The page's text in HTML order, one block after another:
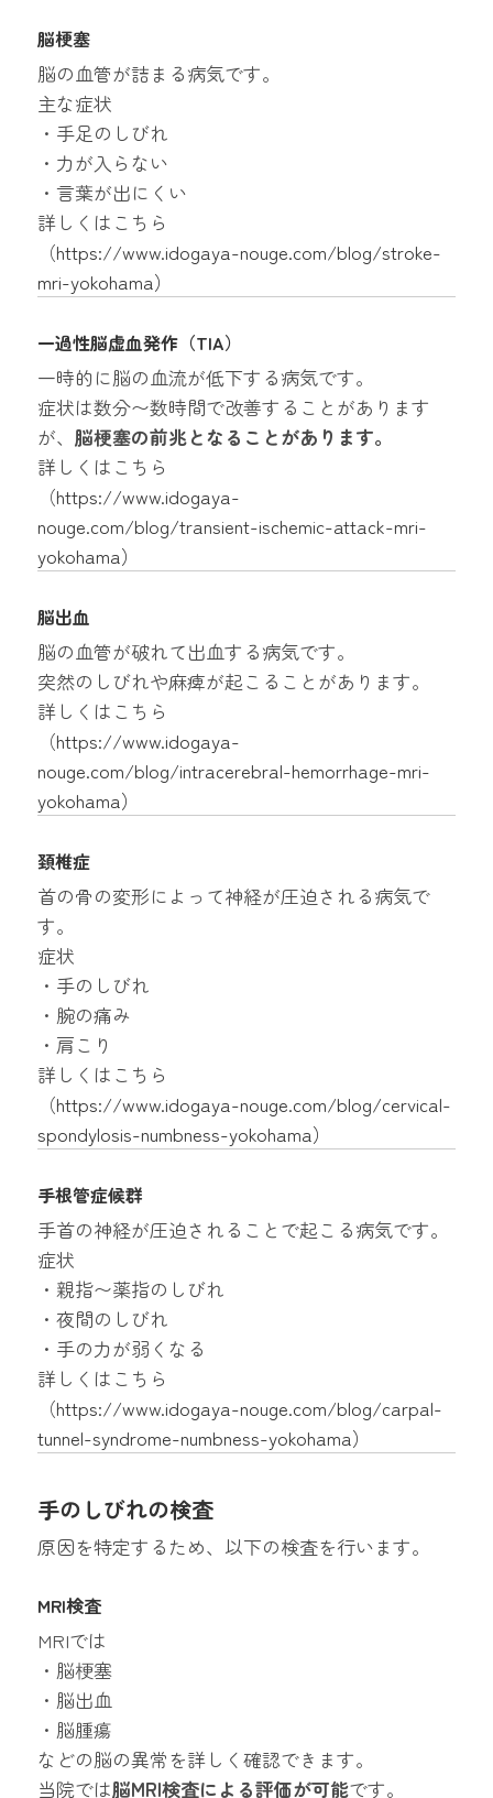
脳梗塞
脳の血管が詰まる病気です。
主な症状
・手足のしびれ
・力が入らない
・言葉が出にくい
詳しくはこちら
（https://www.idogaya-nouge.com/blog/stroke-
mri-yokohama）
一過性脳虚血発作（TIA）
一時的に脳の血流が低下する病気です。
症状は数分〜数時間で改善することがあります
が、 脳梗塞の前兆となることがあります。
詳しくはこちら
（https://www.idogaya-
nouge.com/blog/transient-ischemic-attack-mri-
yokohama）
脳出血
脳の血管が破れて出血する病気です。
突然のしびれや麻痺が起こることがあります。
詳しくはこちら
（https://www.idogaya-
nouge.com/blog/intracerebral-hemorrhage-mri-
yokohama）
頚椎症
首の骨の変形によって神経が圧迫される病気で
す。
症状
・手のしびれ
・腕の痛み
・肩こり
詳しくはこちら
（https://www.idogaya-nouge.com/blog/cervical-
spondylosis-numbness-yokohama）
手根管症候群
手首の神経が圧迫されることで起こる病気です。
症状
・親指〜薬指のしびれ
・夜間のしびれ
・手の力が弱くなる
詳しくはこちら
（https://www.idogaya-nouge.com/blog/carpal-
tunnel-syndrome-numbness-yokohama）
手のしびれの検査
原因を特定するため、以下の検査を行います。
MRI検査
MRIでは
・脳梗塞
・脳出血
・脳腫瘍
などの脳の異常を詳しく確認できます。
当院では脳MRI検査による評価が可能です。